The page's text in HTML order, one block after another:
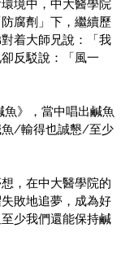
境中，中大醫學院
腐劑」下，繼續歷
着大師兄說：「我
反駁說：「風一
》，當中唱出鹹魚
魚/輸得也誠懇/至少
，在中大醫學院的
敗地追夢，成為好
少我們還能保持鹹